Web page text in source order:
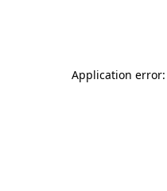
Application